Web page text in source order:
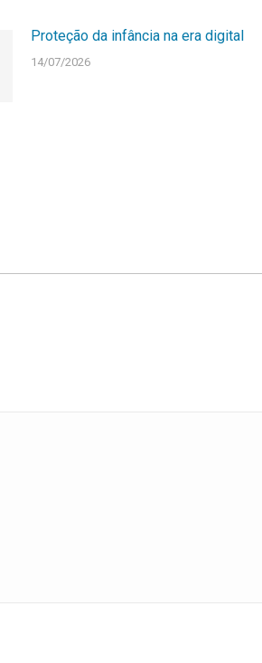
Proteção da infância na era digital
14/07/2026